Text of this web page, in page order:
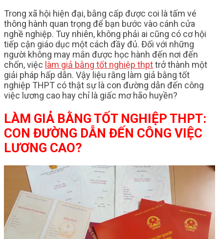
Trong xã hội hiện đại, bằng cấp được coi là tấm vé
thông hành quan trọng để bạn bước vào cánh cửa
nghề nghiệp. Tuy nhiên, không phải ai cũng có cơ hội
tiếp cận giáo dục một cách đầy đủ. Đối với những
người không may mắn được học hành đến nơi đến
chốn, việc làm giả bằng tốt nghiệp thpttrở thành một
giải pháp hấp dẫn. Vậy liệu rằng làm giả bằng tốt
nghiệp THPT có thật sự là con đường dẫn đến công
việc lương cao hay chỉ là giấc mơ hão huyền?
LÀM GIẢ BẰNG TỐT NGHIỆP THPT:
CON ĐƯỜNG DẪN ĐẾN CÔNG VIỆC
LƯƠNG CAO?